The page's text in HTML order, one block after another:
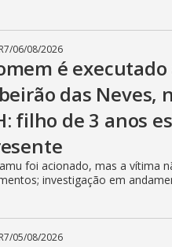
/06/08/2026
é
das Neves,
filho de 3 anos
foi acionado, mas a vítima
investigação em
/05/08/2026